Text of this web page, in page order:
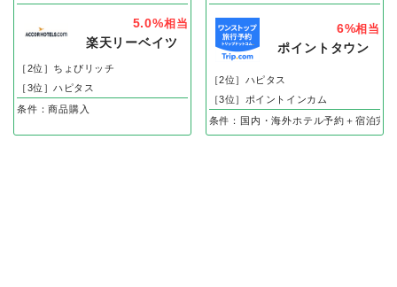
5.0%相当
楽天リーベイツ
［2位］ちょびリッチ
［3位］ハピタス
条件：商品購入
6%相当
ポイントタウン
［2位］ハピタス
［3位］ポイントインカム
条件：国内・海外ホテル予約＋宿泊完了